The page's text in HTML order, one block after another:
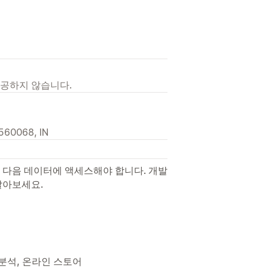
하지 않습니다.
IN
음 데이터에 액세스해야 합니다. 개발
보세요.
석, 온라인 스토어